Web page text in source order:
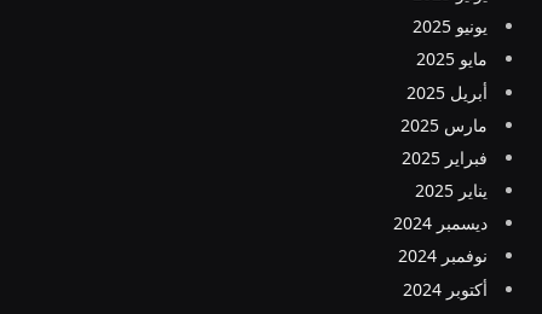
يونيو 2025
مايو 2025
أبريل 2025
مارس 2025
فبراير 2025
يناير 2025
ديسمبر 2024
نوفمبر 2024
أكتوبر 2024